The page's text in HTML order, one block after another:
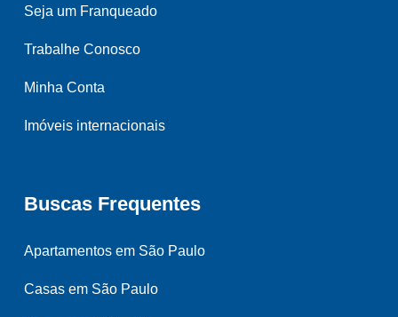
Seja um Franqueado
Trabalhe Conosco
Minha Conta
Imóveis internacionais
Buscas Frequentes
Apartamentos em São Paulo
Casas em São Paulo